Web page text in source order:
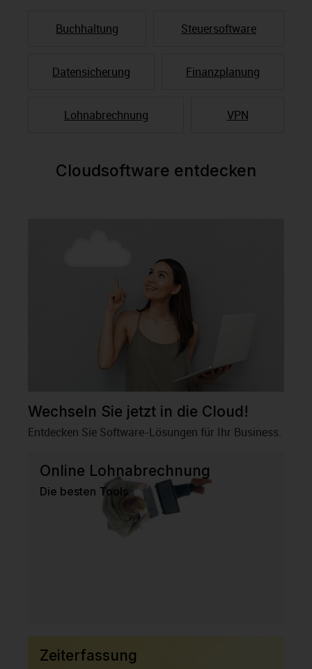
Buchhaltung Steuersoftware
Datensicherung Finanzplanung
Lohnabrechnung VPN
Cloudsoftware entdecken
Online Lohnabrechnung
Die besten Tools
Zeiterfassung
Wechseln Sie jetzt in die Cloud!
Entdecken Sie Software-Lösungen für Ihr Business.